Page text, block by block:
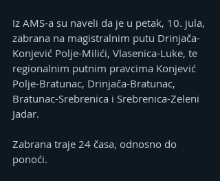
Iz AMS-a su naveli da je u petak, 10. jula,
zabrana na magistralnim putu Drinjača-
Konjević Polje-Milići, Vlasenica-Luke, te
regionalnim putnim pravcima Konjević
Polje-Bratunac, Drinjača-Bratunac,
Bratunac-Srebrenica i Srebrenica-Zeleni
Jadar.
Zabrana traje 24 časa, odnosno do
ponoći.